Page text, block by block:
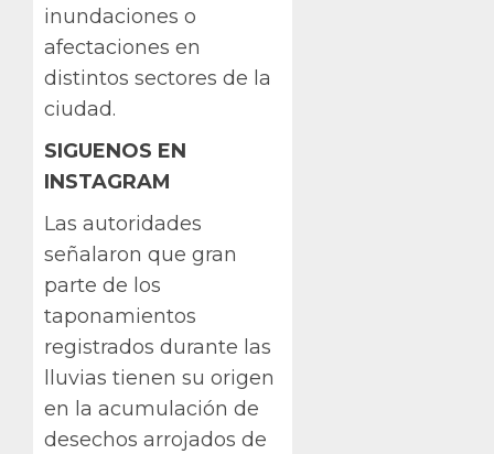
inundaciones o
afectaciones en
distintos sectores de la
ciudad.
SIGUENOS EN
INSTAGRAM
Las autoridades
señalaron que gran
parte de los
taponamientos
registrados durante las
lluvias tienen su origen
en la acumulación de
desechos arrojados de